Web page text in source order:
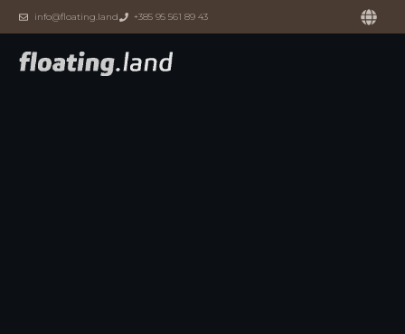
info@floating.land +385 95 561 89 43